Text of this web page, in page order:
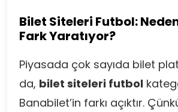
Bilet Siteleri Futbol:
Fark Yaratıyor?
Piyasada çok sayıda bilet
da, bilet siteleri futbol
Banabilet’in farkı açıktır.